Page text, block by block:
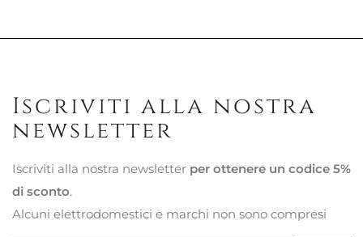
Iscriviti alla nostra
newsletter
Iscriviti alla nostra newsletter per ottenere un codice 5%
di sconto.
Alcuni elettrodomestici e marchi non sono compresi